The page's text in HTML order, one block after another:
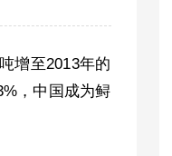
增至2013年的
，中国成为鲟